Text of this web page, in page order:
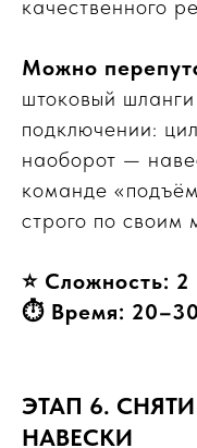
качественного
Можно
штоковый
подключении:
наоборот —
команде
строго по своим
⭐ Сложность: 2
⏱ Время:
ЭТАП 6.
НАВЕСКИ